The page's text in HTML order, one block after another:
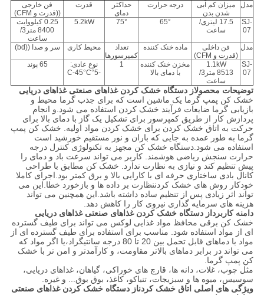
مدل
میزان کم آبی
شدن بدن
درجه حرارت
حداکثر
دمای
قدرت
فن خارجی
((قدرت و CFM)
SJ-
07
17.5 لیتری/
ساعت
65°
75°
5.2kW
0.25 کيلووايت
8400 متر3/
ساعت
مدل
فن داخلی
(قدرت و CFM)
ماده خنک کننده
تعداد
کمپرسورها
محیط کاری سر و صدا ((bd)
SJ-
07
1.1kW
8513 متر3/
ساعت
مخزن خنک کننده
با دمای بالا
1
نوع عادی:
-5°C-45°C
65 پوند
توضیحات محصولاز دستگاه خشک کردن غذاهای صنعتی غذاهای دریایی
خشک کن پمپ گرما یک ماشین است که برای جذب گرما محیط و
بازیابی گرما ضایعات فرآیند خشک کردن استفاده می شود.و انجام
پردازش کار از طریق کمپرسور برای تشکیل یک گاز با دمای بالا برای
حرکت به اتاق خشک کردن برای خشک کردن مواد اولیه. خشک کن پمپ
گرما به طور عمده به جایی که باران و نور مستقیم خورشید است
استفاده می شود.دستگاه خشک کن مجهز به تکنولوژی کنترل درجه
حرارت سنجش ریاضی هوشمند. کاربر می تواند سرعت باد و دمای را
پیش تنظیم کند و نیازی به نظارت ندارد. خشک کن مطابق با طراحی
کانال بادی ساختاری حرفه ای با کارایی بالا و برق کمتر بود.اجرای کاملا
خودکار روش های خشک کردننظارت بر داده ها و بازخورد خطا.این می
تواند اثر زیادی پس از تنظیم ساده داشته باشد.این همچنین می تواند
هزینه های سرمایه گذاری نیروی کار را کاهش دهد.
دامنه کاربرد از دستگاه خشک کردن غذاهای صنعتی غذاهای دریایی
خشک کن برقی محافظ مواد غذایی لوکس می تواند برای طیف گسترده
ای از مواد استفاده شود. مناسب برای استفاده برای طیف گسترده ای از
مواد با دماهای قابل تحمل بین 20 تا 80 درجه سانتیگراد،یا اگر مواد که
می تواند در برابر دماهای بالاتر مقاومت، و کارآمدتر و امن تر با خشک
کن پمپ گرما.
مثل چوب، غلات، دانه ها، قارچ های خوراکی، گیاهان، غذاهای دریایی،
سوسیس، میوه ها و سبزیجات، تنباکو، کاغذ، بوق بوق... و غیره.
ویژگی های اصلی اتاق خشک کردناز دستگاه خشک کردن غذاهای صنعتی